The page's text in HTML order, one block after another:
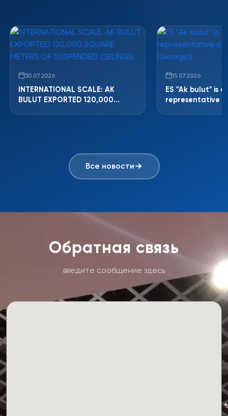
30.07.2026
INTERNATIONAL SCALE: AK
BULUT EXPORTED 120,000
15.07.2026
ES "Ak bulut" is
representative
Все новости
Обратная связь
введите сообщение здесь